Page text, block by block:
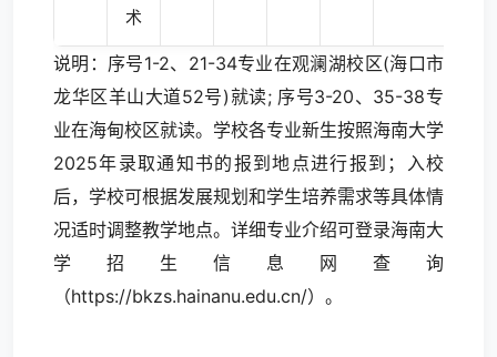
术
说明：序号1-2、21-34专业在观澜湖校区(海口市
龙华区羊山大道52号)就读; 序号3-20、35-38专
业在海甸校区就读。学校各专业新生按照海南大学
2025年录取通知书的报到地点进行报到；入校
后，学校可根据发展规划和学生培养需求等具体情
况适时调整教学地点。详细专业介绍可登录海南大
学招生信息网查询
（https://bkzs.hainanu.edu.cn/）。